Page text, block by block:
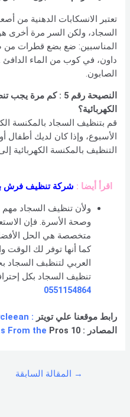
تعتبر الانسكابات الدهنية من
السجاد، ولكن السر مرة أخرى هو
المناسبين: ضع بضع قطرات من
داون، في كوب من الماء
الصابون.
النصيحة رقم 5 : كم
الكهربائية؟
قم بتنظيف السجاد بالمكنسة
الأسبوع، وإذا كان لديك أطفال
التنظيف بالمكنسة الكهربائية
اقرأ أيضا : شركة تنظيف فرش
ولأن تنظيف السجاد
وصحة الأسرة. فإن
متخصصة هي الحل
كما أنها توفر لك الوقت
العربي لتنظبف
تنظيف السجاد بكل
0551154864
رابط موقعنا علي تويتر : elarabycleean
المصادر : 10
From the Pros
→ المقالة السابقة